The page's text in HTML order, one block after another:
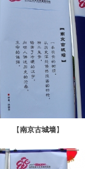
【南京古城墙】